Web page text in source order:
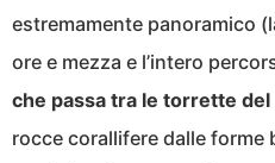
estremamente panoramico
ore e mezza e l’intero
che passa tra le torrette del
rocce corallifere dalle forme